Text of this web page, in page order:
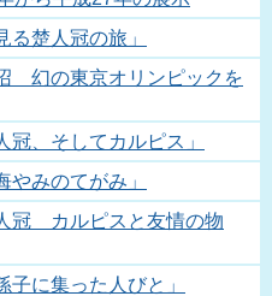
楚人冠の旅」
幻の東京オリンピックを
、そしてカルピス」
みのてがみ」
冠 カルピスと友情の物
に集った人びと」